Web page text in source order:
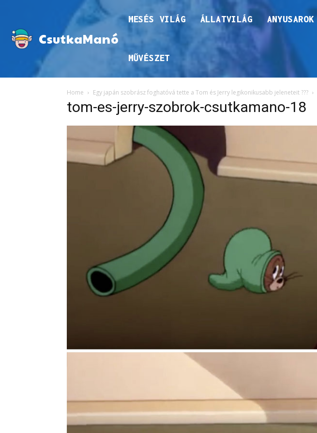
CsutkaManó
MESÉS VILÁG ÁLLATVILÁG ANYUSAROK
MŰVÉSZET
Home Egy japán szobrász foghatóvá tette a Tom és Jerry legikonikusabb jeleneteit ???
tom-es-jerry-szobrok-csutkamano-18